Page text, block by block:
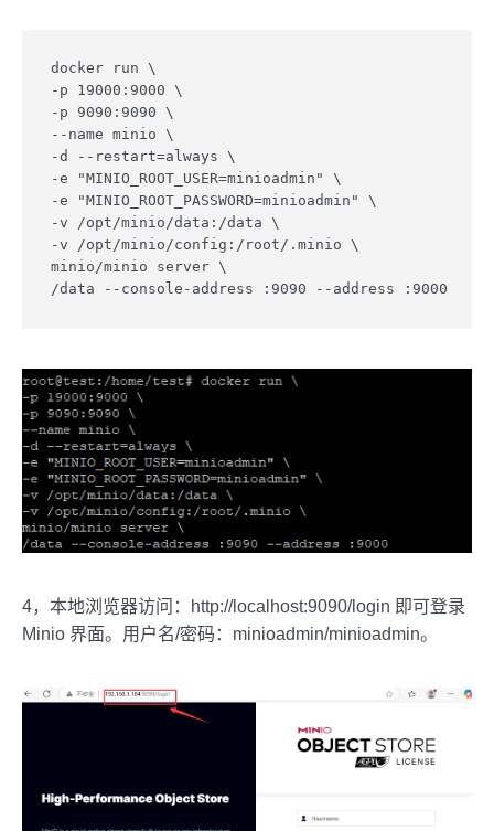
docker run \
-p 19000:9000 \
-p 9090:9090 \
--name minio \
-d --restart=always \
-e "MINIO_ROOT_USER=minioadmin" \
-e "MINIO_ROOT_PASSWORD=minioadmin" \
-v /opt/minio/data:/data \
-v /opt/minio/config:/root/.minio \
minio/minio server \
4，本地浏览器访问：http://localhost:9090/login 即可登录
Minio 界面。用户名/密码：minioadmin/minioadmin。